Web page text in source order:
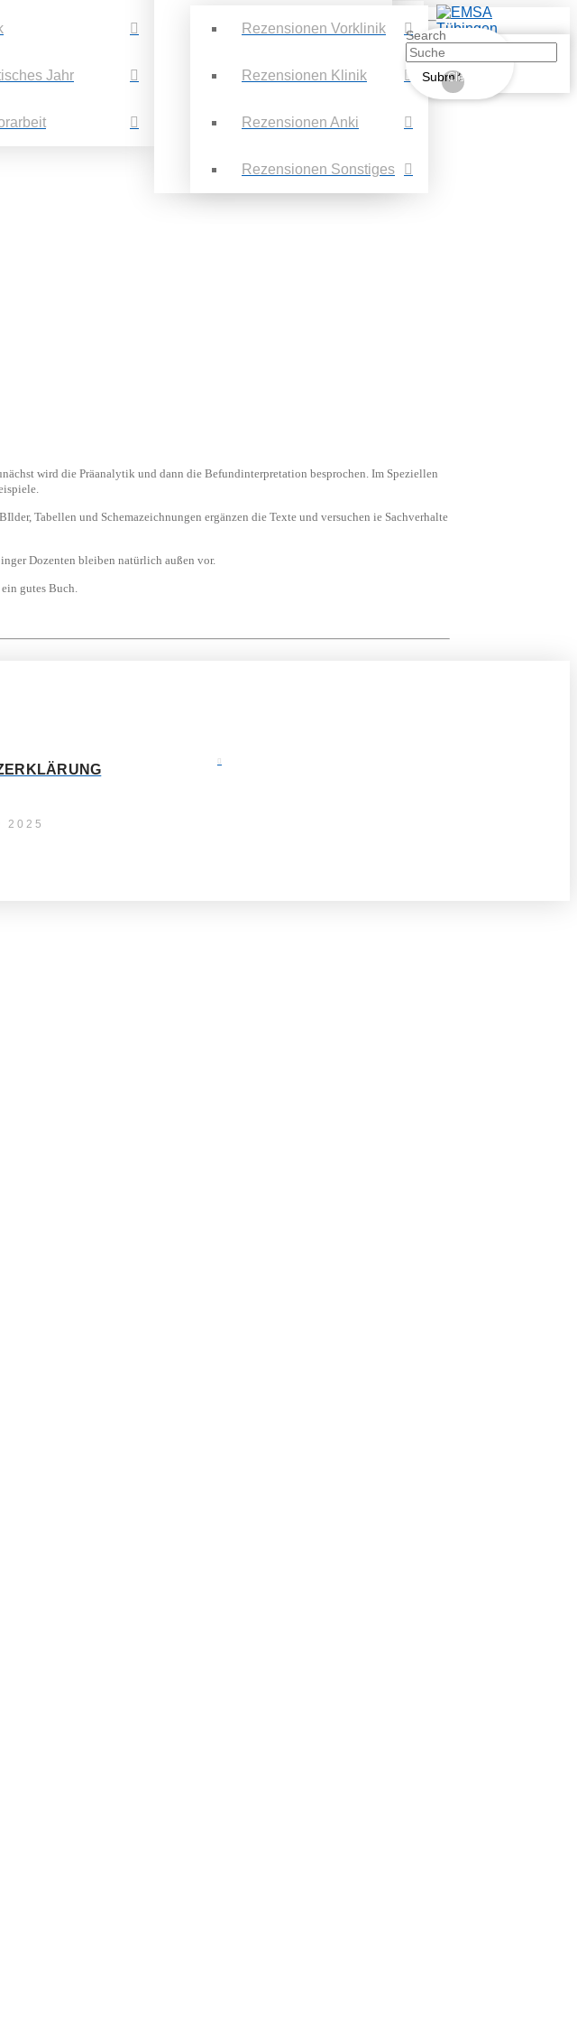
Jahr
Rezensionen Vorklinik
Rezensionen Klinik
Rezensionen Anki
Rezensionen Sonstiges
Search
Submit
Clear
wird die Präanalytik und dann die Befundinterpretation besprochen. Im Speziellen
Tabellen und Schemazeichnungen ergänzen die Texte und versuchen ie Sachverhalte
Dozenten bleiben natürlich außen vor.
gutes Buch.
2025